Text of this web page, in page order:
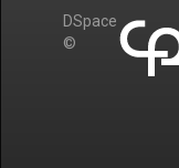
DSpace
©